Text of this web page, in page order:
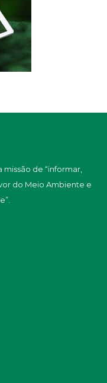
de “informar,
do Meio Ambiente e